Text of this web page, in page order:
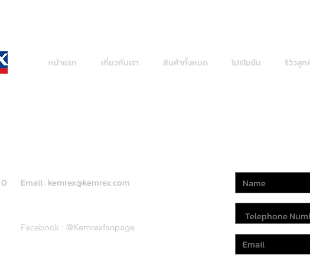
หน้าแรก เกี่ยวกับเรา สินค้าทั้งหมด โปรโมชัน รีวิวลูก
0 Email : kemrex@kemrex.com
Facebook : @Kemrexfanpage